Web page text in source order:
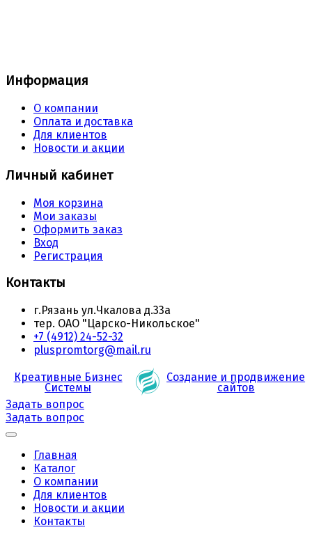
Информация
О компании
Оплата и доставка
Для клиентов
Новости и акции
Личный кабинет
Моя корзина
Мои заказы
Оформить заказ
Вход
Регистрация
Контакты
г.Рязань ул.Чкалова д.33а
тер. ОАО "Царско-Никольское"
+7 (4912) 24-52-32
pluspromtorg@mail.ru
Креативные Бизнес
Системы
Создание и продвижение
сайтов
Задать вопрос
Задать вопрос
Главная
Каталог
О компании
Для клиентов
Новости и акции
Контакты